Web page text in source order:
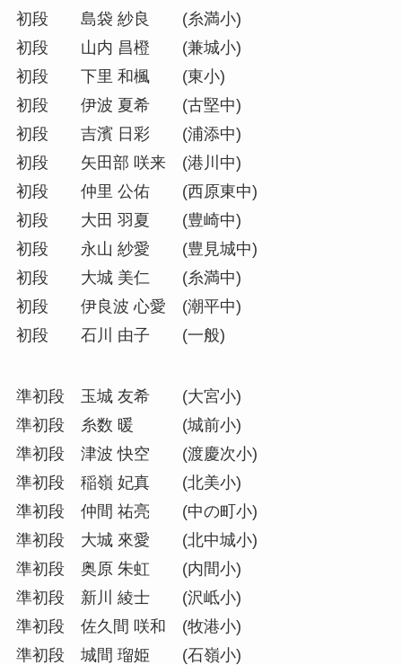
初段 島袋 紗良 (糸満小)
初段 山内 昌橙 (兼城小)
初段 下里 和楓 (東小)
初段 伊波 夏希 (古堅中)
初段 吉濱 日彩 (浦添中)
初段 矢田部 咲来 (港川中)
初段 仲里 公佑 (西原東中)
初段 大田 羽夏 (豊崎中)
初段 永山 紗愛 (豊見城中)
初段 大城 美仁 (糸満中)
初段 伊良波 心愛 (潮平中)
初段 石川 由子 (一般)
準初段 玉城 友希 (大宮小)
準初段 糸数 暖 (城前小)
準初段 津波 快空 (渡慶次小)
準初段 稲嶺 妃真 (北美小)
準初段 仲間 祐亮 (中の町小)
準初段 大城 來愛 (北中城小)
準初段 奥原 朱虹 (内間小)
準初段 新川 綾士 (沢岻小)
準初段 佐久間 咲和 (牧港小)
準初段 城間 瑠姫 (石嶺小)